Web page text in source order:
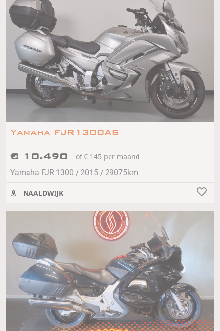
Yamaha FJR1300AS
€ 10.490
of € 145 per maand
Yamaha FJR 1300 / 2015 / 29075km
NAALDWIJK